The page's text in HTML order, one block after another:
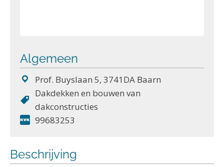
Algemeen
Prof. Buyslaan 5, 3741DA Baarn
Dakdekken en bouwen van
dakconstructies
99683253
Beschrijving